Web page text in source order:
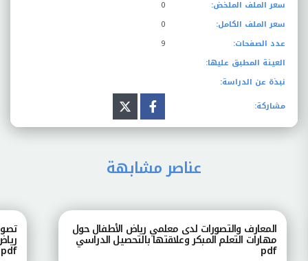
سعر الملف الملخض:
0
سعر الملف الكامل:
0
عدد الصفحات:
9
العينة المطبق عليها:
نبذة عن الدراسة:
مشاركة:
عناصر مشابهة
المعارف والتصورات لدى معلمي رياض الأطفال حول
مهارات التعلم المبكر وعلاقتها بالتحصيل الدراسي
pdf
pdf